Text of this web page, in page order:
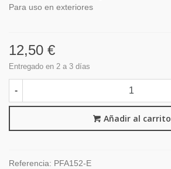
Para uso en exteriores
12,50 €
Entregado en 2 a 3 días
-
Añadir al carrito
Referencia: PFA152-E